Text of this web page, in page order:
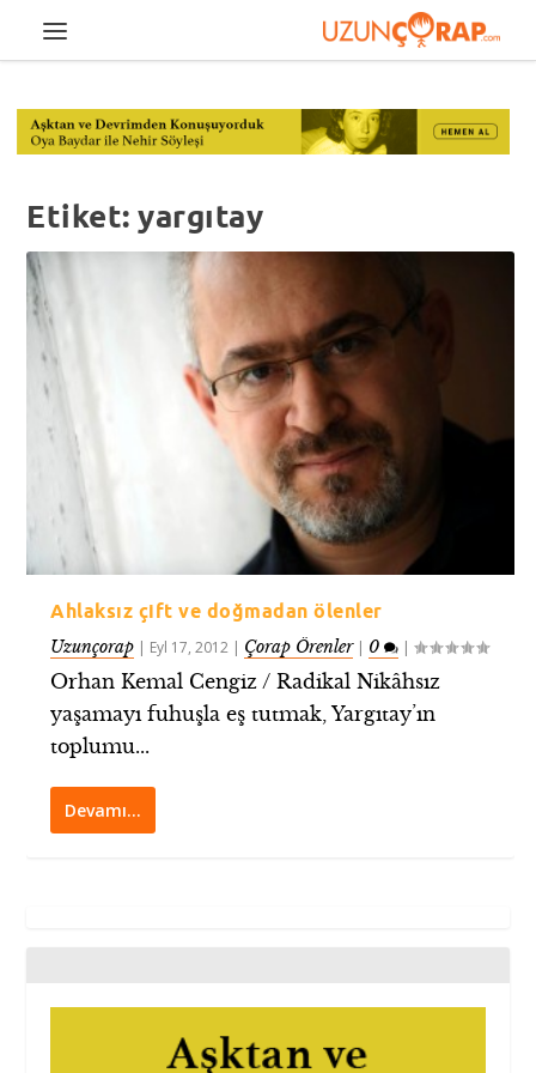
Etiket:yargıtay
Ahlaksız çift ve doğmadan ölenler
Uzunçorap | Eyl 17, 2012 | Çorap Örenler| 0 |
Orhan Kemal Cengiz / Radikal Nikâhsız
yaşamayı fuhuşla eş tutmak, Yargıtay’ın
toplumu...
Devamı…